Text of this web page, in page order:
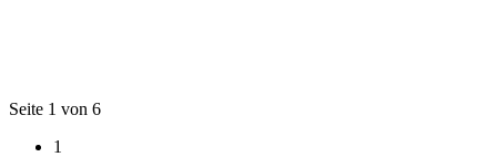
Seite 1 von 6
1